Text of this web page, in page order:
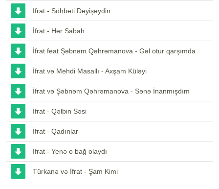
Ifrat - Söhbəti Dəyişəydin
İfrat - Hər Sabah
İfrat feat Şəbnəm Qəhrəmanova - Gəl otur qarşımda
İfrat və Mehdi Masallı - Axşam Küləyi
İfrat və Şəbnəm Qəhrəmanova - Sənə İnanmışdım
İfrat - Qəlbin Səsi
İfrat - Qadınlar
İfrat - Yenə o bağ olaydı
Türkanə və İfrat - Şam Kimi